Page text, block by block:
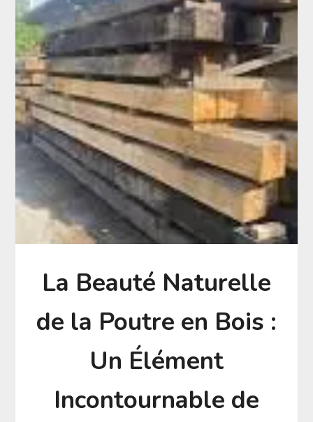
La Beauté Naturelle
de la Poutre en Bois :
Un Élément
Incontournable de